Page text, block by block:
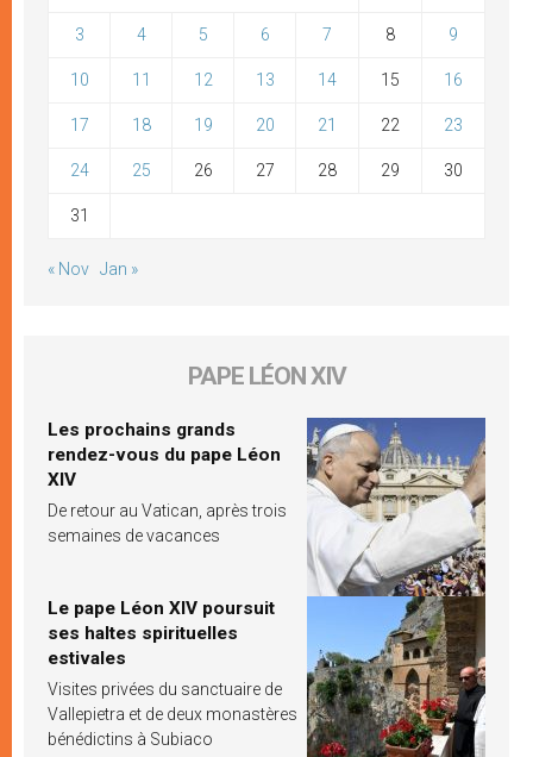
3 4 5 6 7 8 9
10 11 12 13 14 15 16
17 18 19 20 21 22 23
24 25 26 27 28 29 30
31
« Nov Jan »
PAPE LÉON XIV
Les prochains grands
rendez-vous du pape Léon
XIV
De retour au Vatican, après trois
semaines de vacances
Le pape Léon XIV poursuit
ses haltes spirituelles
estivales
Visites privées du sanctuaire de
Vallepietra et de deux monastères
bénédictins à Subiaco